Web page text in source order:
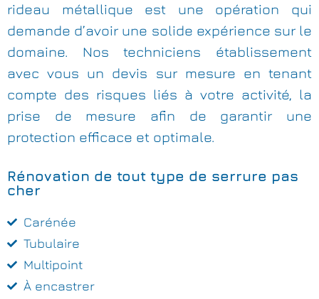
rideau métallique est une opération qui
demande d’avoir une solide expérience sur le
domaine. Nos techniciens établissement
avec vous un devis sur mesure en tenant
compte des risques liés à votre activité, la
prise de mesure afin de garantir une
protection efficace et optimale.
Rénovation de tout type de serrure pas
cher
Carénée
Tubulaire
Multipoint
À encastrer